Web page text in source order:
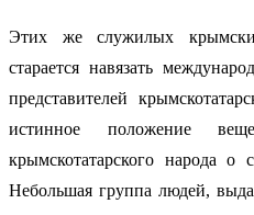
Этих же служилых
старается навязать
представителей
истинное положение
крымскотатарского народа
Небольшая группа людей,